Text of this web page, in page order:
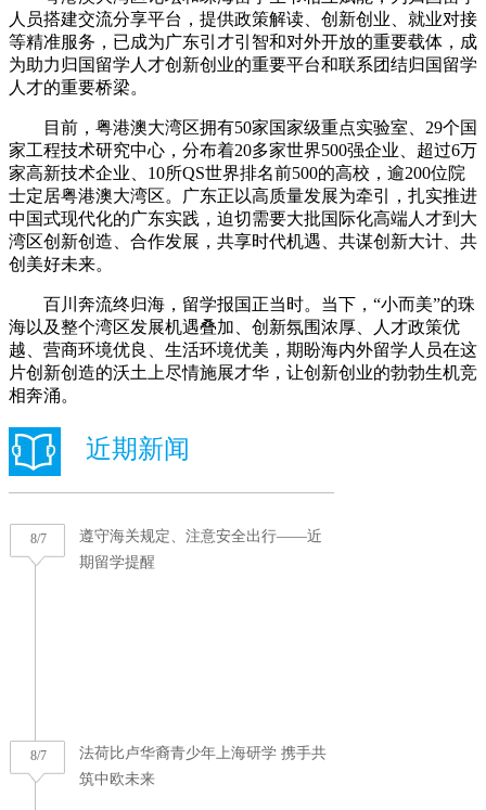
人员搭建交流分享平台，提供政策解读、创新创业、就业对接
等精准服务，已成为广东引才引智和对外开放的重要载体，成
为助力归国留学人才创新创业的重要平台和联系团结归国留学
人才的重要桥梁。
目前，粤港澳大湾区拥有50家国家级重点实验室、29个国
家工程技术研究中心，分布着20多家世界500强企业、超过6万
家高新技术企业、10所QS世界排名前500的高校，逾200位院
士定居粤港澳大湾区。广东正以高质量发展为牵引，扎实推进
中国式现代化的广东实践，迫切需要大批国际化高端人才到大
湾区创新创造、合作发展，共享时代机遇、共谋创新大计、共
创美好未来。
百川奔流终归海，留学报国正当时。当下，“小而美”的珠
海以及整个湾区发展机遇叠加、创新氛围浓厚、人才政策优
越、营商环境优良、生活环境优美，期盼海内外留学人员在这
片创新创造的沃土上尽情施展才华，让创新创业的勃勃生机竞
相奔涌。